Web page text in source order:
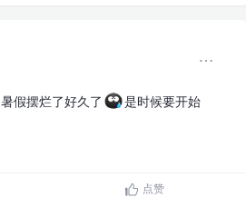
暑假摆烂了好久了
是时候要开始
点赞